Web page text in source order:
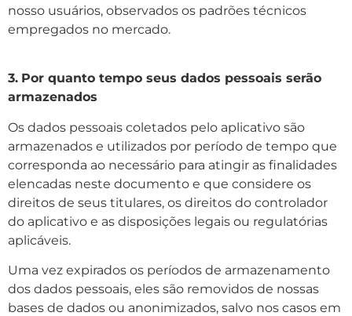
nosso usuários, observados os padrões técnicos
empregados no mercado.
3. Por quanto tempo seus dados pessoais serão
armazenados
Os dados pessoais coletados pelo aplicativo são
armazenados e utilizados por período de tempo que
corresponda ao necessário para atingir as finalidades
elencadas neste documento e que considere os
direitos de seus titulares, os direitos do controlador
do aplicativo e as disposições legais ou regulatórias
aplicáveis.
Uma vez expirados os períodos de armazenamento
dos dados pessoais, eles são removidos de nossas
bases de dados ou anonimizados, salvo nos casos em